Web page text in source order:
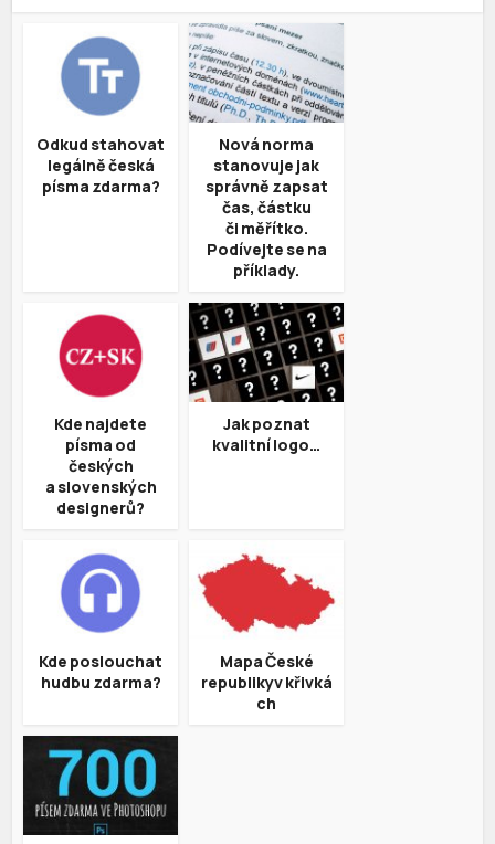
Odkud stahovat
legálně česká
písma zdarma?
Nová norma
stanovuje jak
správně zapsat
čas, částku
či měřítko.
Podívejte se na
příklady.
Kde najdete
písma od
českých
a slovenských
designerů?
Jak poznat
kvalitní logo…
Kde poslouchat
hudbu zdarma?
Mapa České
republikyv křivká
ch